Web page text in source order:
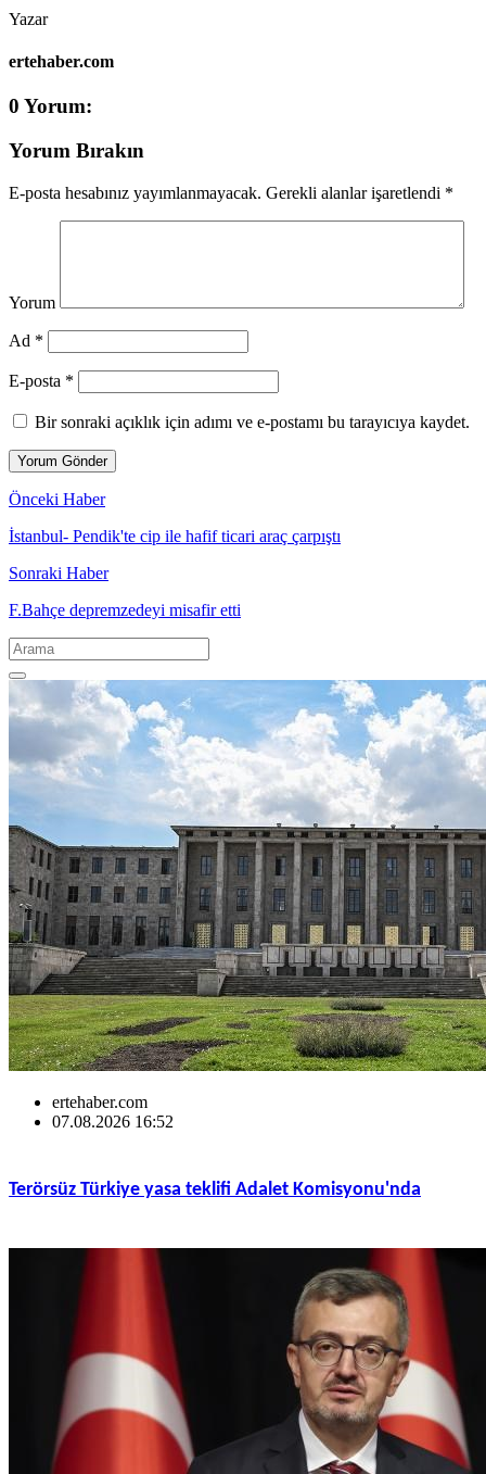
Yazar
ertehaber.com
0 Yorum:
Yorum Bırakın
E-posta hesabınız yayımlanmayacak. Gerekli alanlar işaretlendi *
Yorum
Ad *
E-posta *
Bir sonraki açıklık için adımı ve e-postamı bu tarayıcıya kaydet.
Önceki Haber
İstanbul- Pendik'te cip ile hafif ticari araç çarpıştı
Sonraki Haber
F.Bahçe depremzedeyi misafir etti
ertehaber.com
07.08.2026 16:52
Terörsüz Türkiye yasa teklifi Adalet Komisyonu'nda